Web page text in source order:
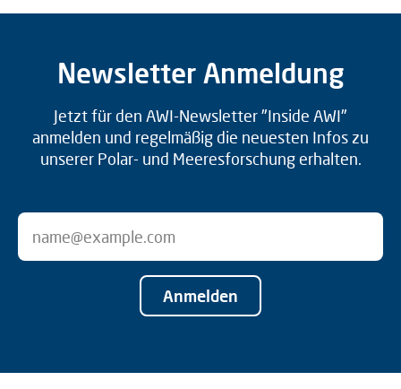
Newsletter Anmeldung
Jetzt für den AWI-Newsletter "Inside AWI"
anmelden und regelmäßig die neuesten Infos zu
unserer Polar- und Meeresforschung erhalten.
Anmelden